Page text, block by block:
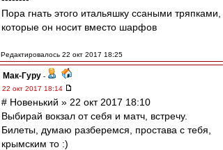
Пора гнать этого итальяшку ссаными тряпками,
которые он носит вместо шарфов
Редактировалось 22 окт 2017 18:25
Мак-Гуру -
22 окт 2017 18:14
# Новенький » 22 окт 2017 18:10
Выбирай вокзал от себя и матч, встречу.
Билеты, думаю разберемся, простава с тебя,
крымским то :)